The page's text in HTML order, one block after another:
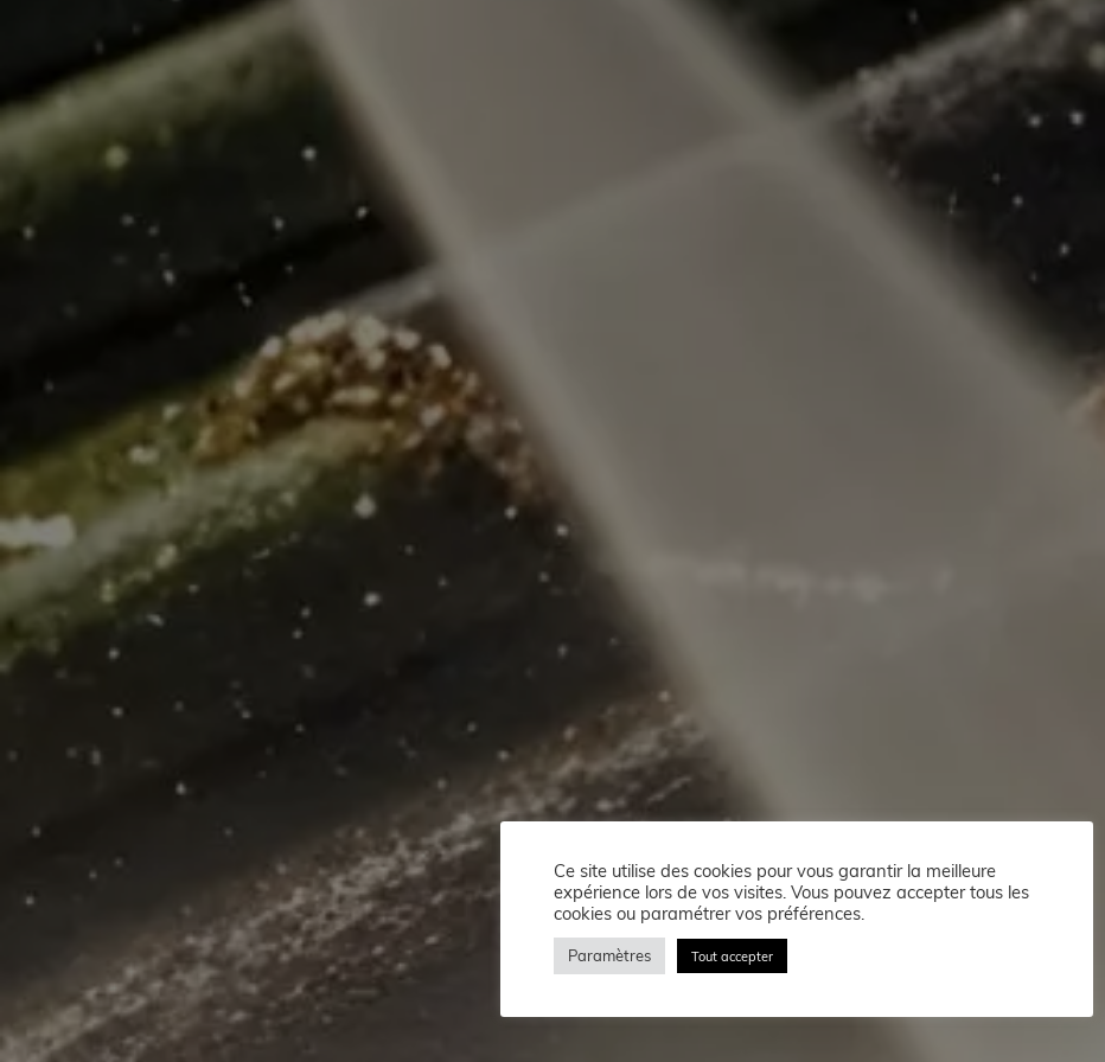
Ce site utilise des cookies pour vous garantir la meilleure
expérience lors de vos visites. Vous pouvez accepter tous les
cookies ou paramétrer vos préférences.
Paramètres Tout accepter